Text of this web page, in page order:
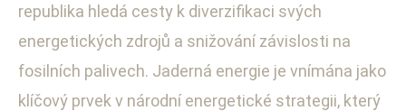
republika hledá cesty k diverzifikaci svých
energetických zdrojů a snižování závislosti na
fosilních palivech. Jaderná energie je vnímána jako
klíčový prvek v národní energetické strategii, který